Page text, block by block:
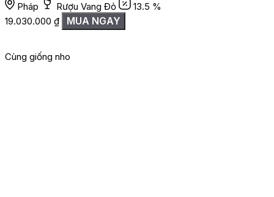
Pháp Rượu Vang Đỏ
13.5 %
19.030.000 ₫ MUA NGAY
Cùng giống nho